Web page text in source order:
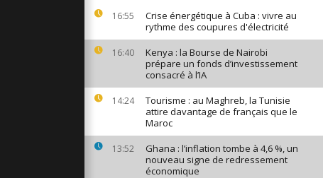
16:55
Crise énergétique à Cuba : vivre au
rythme des coupures d'électricité
16:40
Kenya : la Bourse de Nairobi
prépare un fonds d’investissement
consacré à l’IA
14:24
Tourisme : au Maghreb, la Tunisie
attire davantage de français que le
Maroc
13:52
Ghana : l’inflation tombe à 4,6 %, un
nouveau signe de redressement
économique